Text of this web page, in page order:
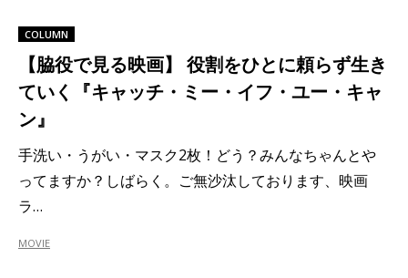
COLUMN
【脇役で見る映画】 役割をひとに頼らず生き
ていく『キャッチ・ミー・イフ・ユー・キャ
ン』
手洗い・うがい・マスク2枚！どう？みんなちゃんとや
ってますか？しばらく。ご無沙汰しております、映画
ラ…
MOVIE